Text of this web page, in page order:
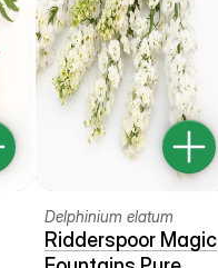
Delphinium elatum
Ridderspoor Magic